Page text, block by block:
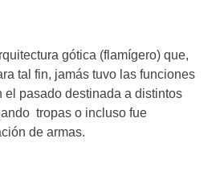
gótica (flamígero) que,
tal fin, jamás tuvo las funciones
el pasado destinada a distintos
tropas o incluso fue
de armas.